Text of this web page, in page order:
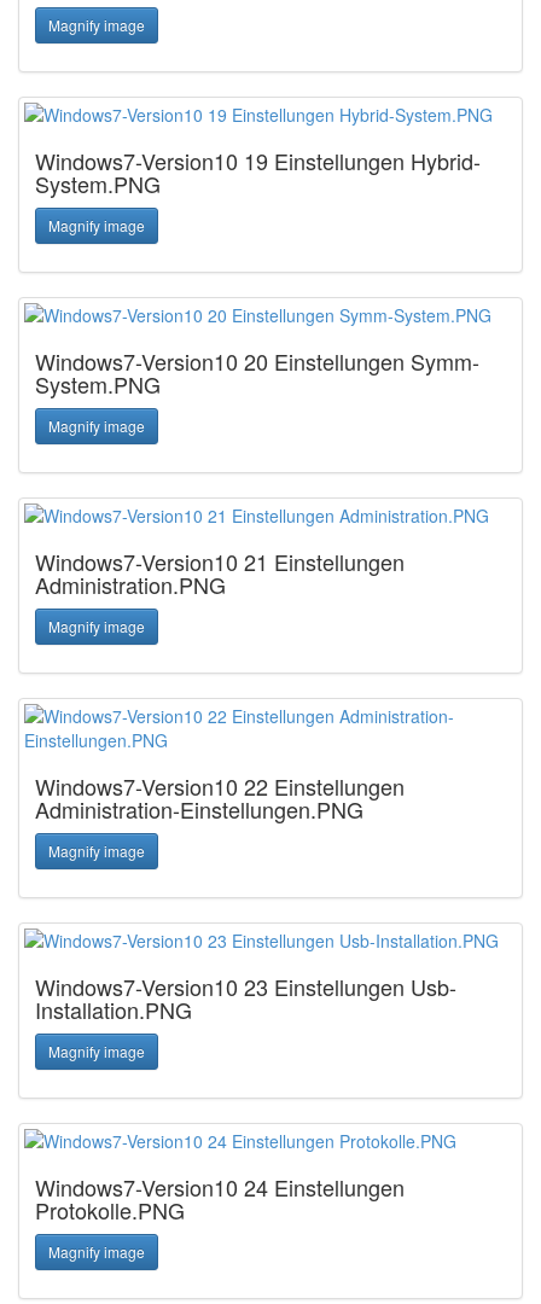
Magnify image
Windows7-Version10 19 Einstellungen Hybrid-
System.PNG
Magnify image
Windows7-Version10 20 Einstellungen Symm-
System.PNG
Magnify image
Windows7-Version10 21 Einstellungen
Administration.PNG
Magnify image
Windows7-Version10 22 Einstellungen
Administration-Einstellungen.PNG
Magnify image
Windows7-Version10 23 Einstellungen Usb-
Installation.PNG
Magnify image
Windows7-Version10 24 Einstellungen
Protokolle.PNG
Magnify image